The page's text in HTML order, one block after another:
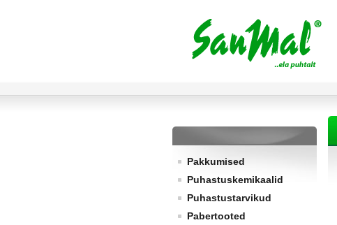
Pakkumised
Puhastuskemikaalid
Puhastustarvikud
Pabertooted